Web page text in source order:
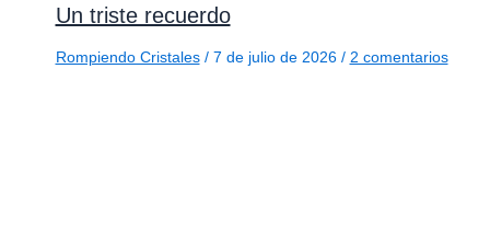
Un triste recuerdo
Rompiendo Cristales/ 7 de julio de 2026 / 2 comentarios